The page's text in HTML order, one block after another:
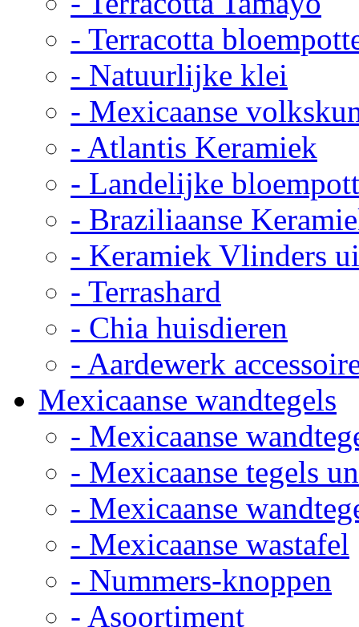
- Terracotta
- Natuurlijke klei
- Mexicaanse
- Atlantis Keramiek
- Landelijke
- Braziliaanse
- Keramiek Vlinders
- Terrashard
- Chia huisdieren
- Aardewerk
Mexicaanse wandtegels
- Mexicaanse
- Mexicaanse tegels
- Mexicaanse
- Mexicaanse wastafel
- Nummers-knoppen
- Asoortiment